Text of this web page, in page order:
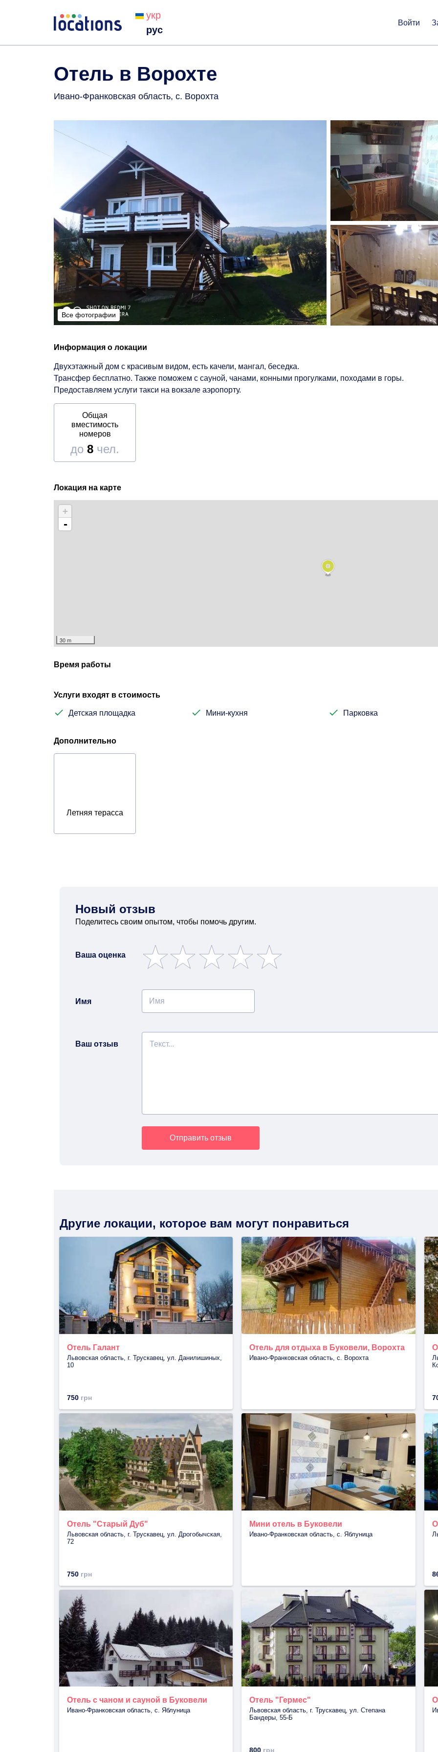
укр
рус
Войти
Отель в Ворохте
Ивано-Франковская область, с. Ворохта
Все фотографии
Все фотографии
Информация о локации
Двухэтажный дом с красивым видом, есть качели, мангал, беседка.
Трансфер бесплатно. Также поможем с сауной, чанами, конными прогулками, походами в горы.
Предоставляем услуги такси на вокзале аэропорту.
Общая
вместимость
номеров
до 8 чел.
Локация на карте
+
-
30 m
Время работы
Услуги входят в стоимость
Детская площадка Мини-кухня Парковка
Дополнительно
Летняя терасса
Новый отзыв
Поделитесь своим опытом, чтобы помочь другим.
Ваша оценка
Имя
Ваш отзыв
Отправить отзыв
Другие локации, которое вам могут понравиться
Отель Галант
Львовская область, г. Трускавец, ул. Данилишиных,
10
750 грн
Отель для отдыха в Буковели, Ворохта
Ивано-Франковская область, с. Ворохта
Отель "Старый Дуб"
Львовская область, г. Трускавец, ул. Дрогобычская,
72
750 грн
Мини отель в Буковели
Ивано-Франковская область, с. Яблуница
Отель с чаном и сауной в Буковели
Ивано-Франковская область, с. Яблуница
Отель "Гермес"
Львовская область, г. Трускавец, ул. Степана
Бандеры, 55-Б
800 грн